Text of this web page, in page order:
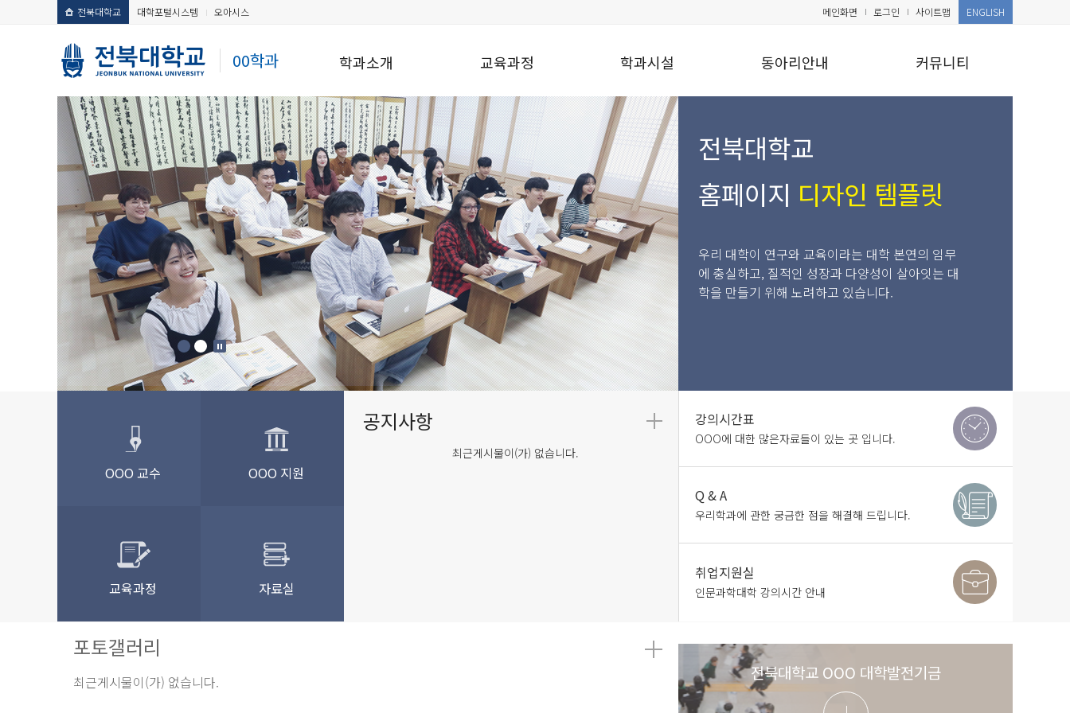
전북대학교 대학포털시스템 오아시스
00학과
메인화면 로그인 사이트맵 ENGLISH
학과소개 교육과정 학과시설 동아리안내 커뮤니티
전북대학교
홈페이지 디자인 템플릿
우리 대학이 연구와 교육이라는 대학 본연의 임무
에 충실하고, 질적인 성장과 다양성이 살아잇는 대
학을 만들기 위해 노려하고 있습니다.
OOO 교수 OOO 지원
교육과정 자료실
최근게시물이(가) 없습니다.
강의시간표
OOO에 대한 많은자료들이 있는 곳 입니다.
Q & A
우리학과에 관한 궁금한 점을 해결해 드립니다.
취업지원실
인문과학대학 강의시간 안내
포토갤러리
최근게시물이(가) 없습니다. 전북대학교 OOO 대학발전기금